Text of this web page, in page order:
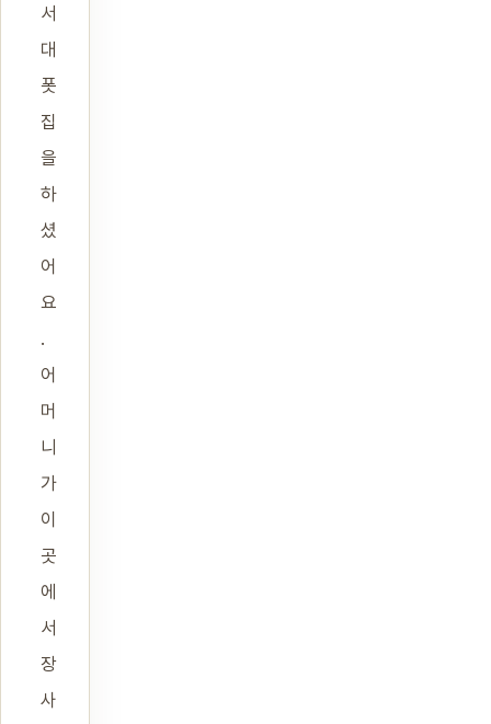
서
대
폿
집
을
하
셨
어
요
.
어
머
니
가
이
곳
에
서
장
사